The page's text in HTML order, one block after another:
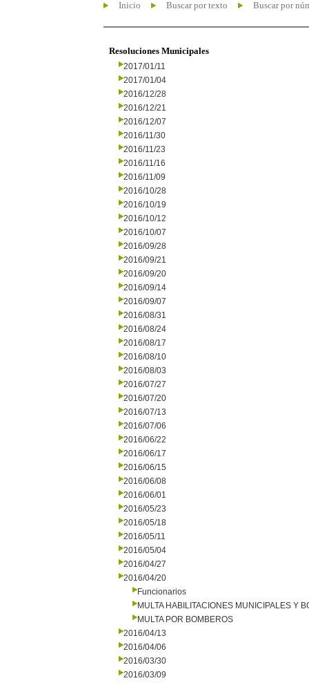
Inicio Buscar por texto Buscar por
Resoluciones Municipales
2017/01/11
2017/01/04
2016/12/28
2016/12/21
2016/12/07
2016/11/30
2016/11/23
2016/11/16
2016/11/09
2016/10/28
2016/10/19
2016/10/12
2016/10/07
2016/09/28
2016/09/21
2016/09/20
2016/09/14
2016/09/07
2016/08/31
2016/08/24
2016/08/17
2016/08/10
2016/08/03
2016/07/27
2016/07/20
2016/07/13
2016/07/06
2016/06/22
2016/06/17
2016/06/15
2016/06/08
2016/06/01
2016/05/23
2016/05/18
2016/05/11
2016/05/04
2016/04/27
2016/04/20
Funcionarios
MULTA HABILITACIONES MUNICIPALES Y
MULTA POR BOMBEROS
2016/04/13
2016/04/06
2016/03/30
2016/03/09